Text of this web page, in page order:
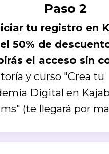
Paso 2
tu registro en
50% de
el acceso sin
y curso "Crea tu
Digital en
(te llegará por